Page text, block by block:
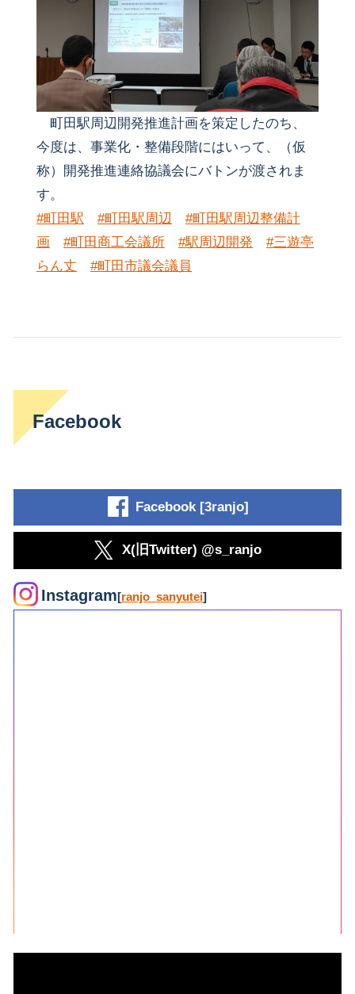
町田駅周辺開発推進計画を策定したのち、
今度は、事業化・整備段階にはいって、（仮
称）開発推進連絡協議会にバトンが渡されま
す。
#町田駅
#町田駅周辺
#町田駅周辺整備計
画
#町田商工会議所 #駅周辺開発
#三遊亭
らん丈
#町田市議会議員
Facebook
Facebook [3ranjo]
X(旧Twitter) @s_ranjo
Instagram[ranjo_sanyutei]